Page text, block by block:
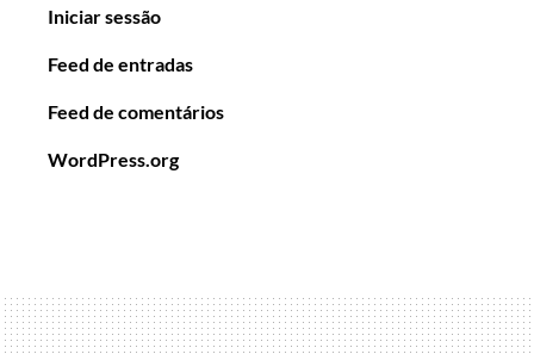
Iniciar sessão
Feed de entradas
Feed de comentários
WordPress.org